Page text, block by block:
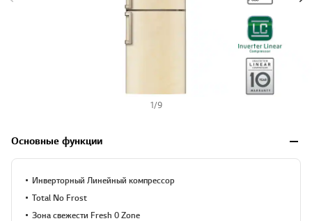
1/9
Основные функции
Инверторный Линейный компрессор
Total No Frost
Зона свежести Fresh 0 Zone